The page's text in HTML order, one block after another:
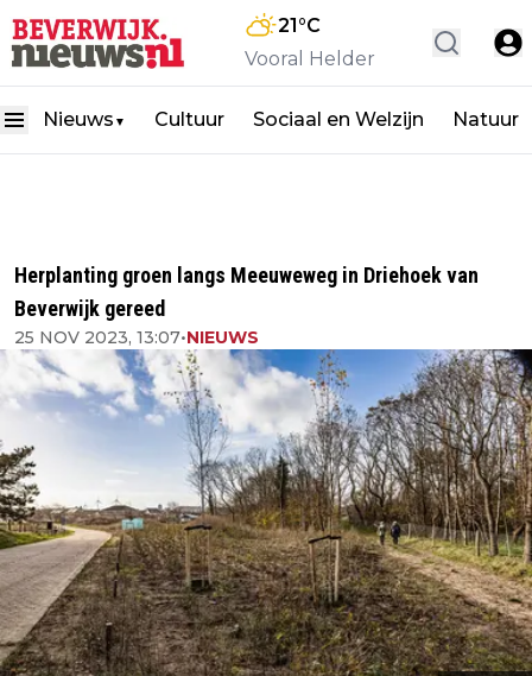
21°C
Vooral Helder
Nieuws ▼ Cultuur Sociaal en Welzijn Natuur
Herplanting groen langs Meeuweweg in Driehoek van
Beverwijk gereed
25 NOV 2023, 13:07•NIEUWS